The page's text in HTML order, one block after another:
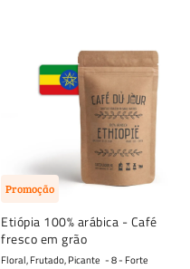
Promoção
Etiópia 100% arábica - Café
fresco em grão
Floral, Frutado, Picante 8 - Forte